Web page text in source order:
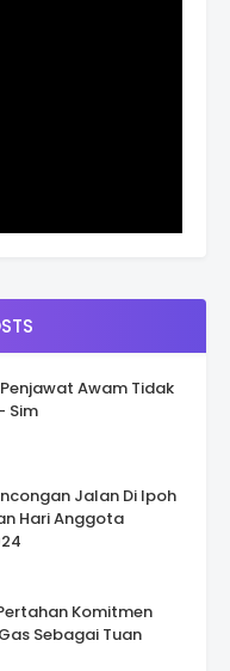
Awam Tidak
Sim
Jalan Di Ipoh
Hari Anggota
Komitmen
Sebagai Tuan